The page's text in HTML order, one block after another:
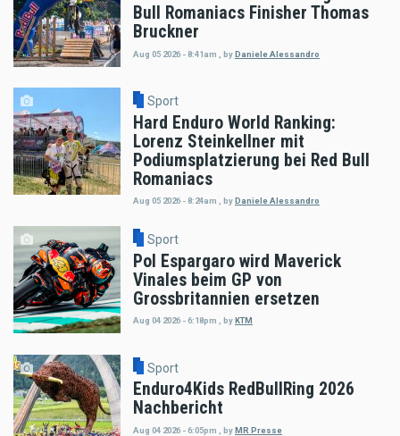
Bull Romaniacs Finisher Thomas
Bruckner
Aug 05 2026 - 8:41am byDaniele Alessandro
Sport
Hard Enduro World Ranking:
Lorenz Steinkellner mit
Podiumsplatzierung bei Red Bull
Romaniacs
Aug 05 2026 - 8:24am , byDaniele Alessandro
Sport
Pol Espargaro wird Maverick
Vinales beim GP von
Grossbritannien ersetzen
Aug 04 2026 - 6:18pm byKTM
Sport
Enduro4Kids RedBullRing 2026
Nachbericht
Aug 04 2026 - 6:05pm byMR Presse